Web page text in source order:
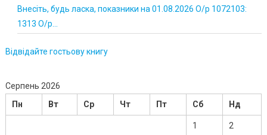
Внесіть, будь ласка, показники на 01.08.2026 О/р 1072103:
1313 О/р...
Відвідайте гостьову книгу
Серпень 2026
Пн
Вт Ср Чт Пт Сб Нд
1 2